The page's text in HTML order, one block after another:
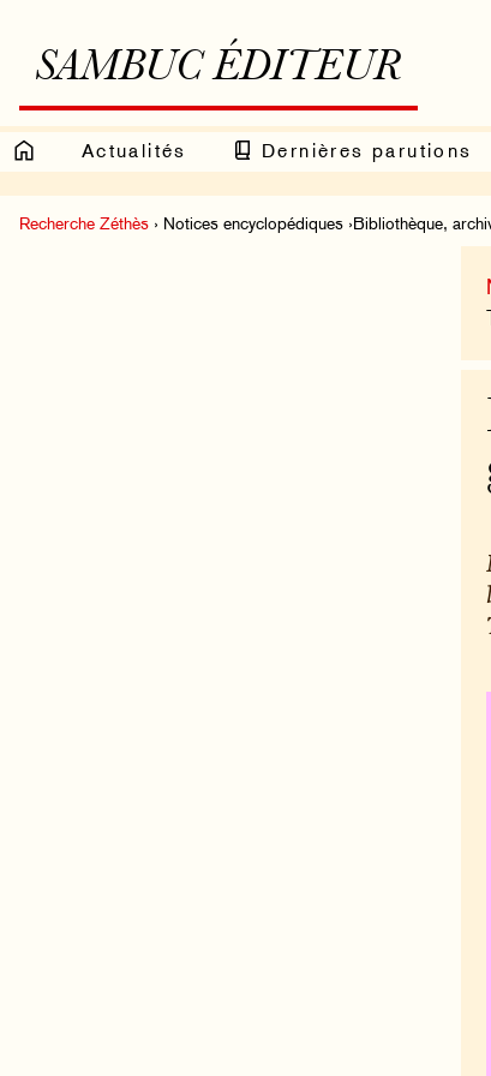
SAMBUC ÉDITEUR
Actualités Dernières parutions
Recherche Zéthès › Notices encyclopédiques ›Bibliothèque,